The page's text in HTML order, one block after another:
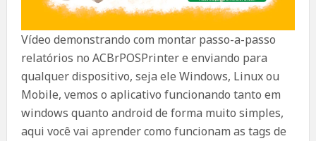
Vídeo demonstrando com montar passo-a-passo
relatórios no ACBrPOSPrinter e enviando para
qualquer dispositivo, seja ele Windows, Linux ou
Mobile, vemos o aplicativo funcionando tanto em
windows quanto android de forma muito simples,
aqui você vai aprender como funcionam as tags de